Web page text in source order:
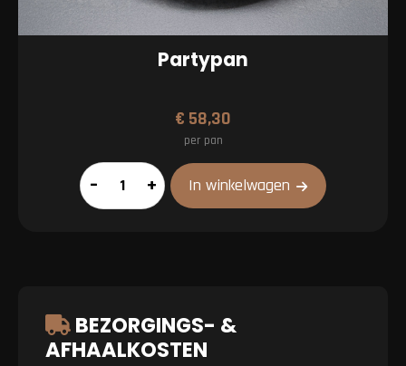
Partypan
€ 58,30
per pan
Partypan
aantal
– + In winkelwagen
BEZORGINGS- &
AFHAALKOSTEN